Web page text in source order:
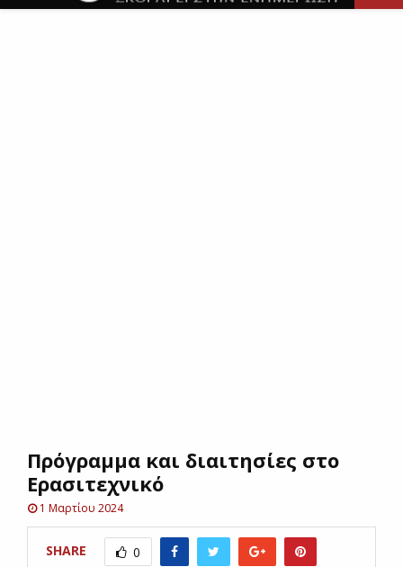
UΠρόγραμμα και διαιτησίες στο
Ερασιτεχνικό
1 Μαρτίου 2024
SHARE 0